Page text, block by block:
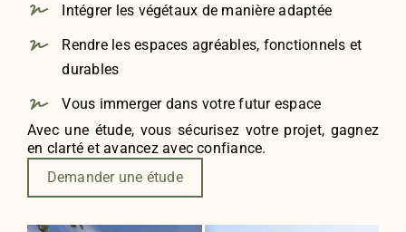
Intégrer les végétaux de manière adaptée
Rendre les espaces agréables, fonctionnels et
durables
Vous immerger dans votre futur espace
Avec une étude, vous sécurisez votre projet, gagnez
en clarté et avancez avec confiance.
Demander une étude